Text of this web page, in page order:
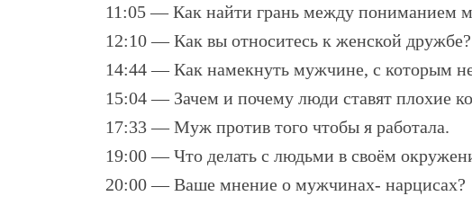
11:05 — Как найти грань между пониманием
12:10 — Как вы относитесь к женской дружбе?
14:44 — Как намекнуть мужчине, с которым
15:04 — Зачем и почему люди ставят плохие
17:33 — Муж против того чтобы я работала.
19:00 — Что делать с людьми в своём
20:00 — Ваше мнение о мужчинах- нарцисах?